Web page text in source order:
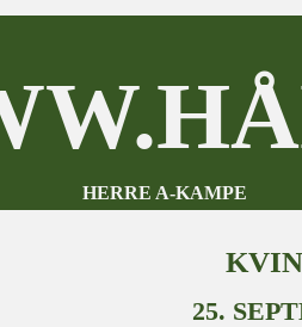
HERRE A-KAMPE
25.